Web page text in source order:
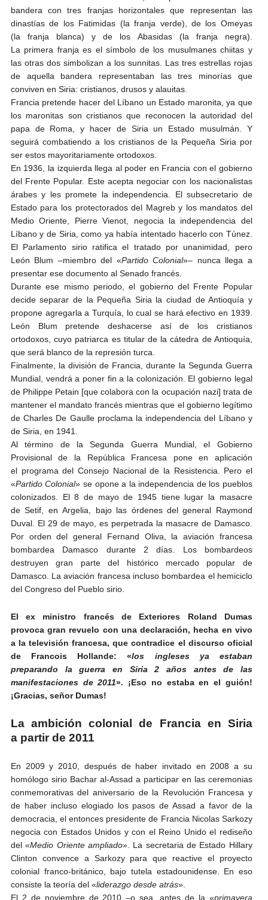
bandera con tres franjas horizontales que representan las
dinastías de los Fatimidas (la franja verde), de los Omeyas
(la franja blanca) y de los Abasidas (la franja negra).
La primera franja es el símbolo de los musulmanes chiitas y
las otras dos simbolizan a los sunnitas. Las tres estrellas rojas
de aquella bandera representaban las tres minorías que
conviven en Siria: cristianos, drusos y alauitas.
Francia pretende hacer del Líbano un Estado maronita, ya que
los maronitas son cristianos que reconocen la autoridad del
papa de Roma, y hacer de Siria un Estado musulmán. Y
seguirá combatiendo a los cristianos de la Pequeña Siria por
ser estos mayoritariamente ortodoxos.
En 1936, la izquierda llega al poder en Francia con el gobierno
del Frente Popular. Este acepta negociar con los nacionalistas
árabes y les promete la independencia. El subsecretario de
Estado para los protectorados del Magreb y los mandatos del
Medio Oriente, Pierre Vienot, negocia la independencia del
Líbano y de Siria, como ya había intentado hacerlo con Túnez.
El Parlamento sirio ratifica el tratado por unanimidad, pero
León Blum –miembro del «Partido Colonial»– nunca llega a
presentar ese documento al Senado francés.
Durante ese mismo periodo, el gobierno del Frente Popular
decide separar de la Pequeña Siria la ciudad de Antioquía y
propone agregarla a Turquía, lo cual se hará efectivo en 1939.
León Blum pretende deshacerse así de los cristianos
ortodoxos, cuyo patriarca es titular de la cátedra de Antioquía,
que será blanco de la represión turca.
Finalmente, la división de Francia, durante la Segunda Guerra
Mundial, vendrá a poner fin a la colonización. El gobierno legal
de Philippe Petain [que colabora con la ocupación nazi] trata de
mantener el mandato francés mientras que el gobierno legítimo
de Charles De Gaulle proclama la independencia del Líbano y
de Siria, en 1941.
Al término de la Segunda Guerra Mundial, el Gobierno
Provisional de la República Francesa pone en aplicación
el programa del Consejo Nacional de la Resistencia. Pero el
«Partido Colonial» se opone a la independencia de los pueblos
colonizados. El 8 de mayo de 1945 tiene lugar la masacre
de Setif, en Argelia, bajo las órdenes del general Raymond
Duval. El 29 de mayo, es perpetrada la masacre de Damasco.
Por orden del general Fernand Oliva, la aviación francesa
bombardea Damasco durante 2 días. Los bombardeos
destruyen gran parte del histórico mercado popular de
Damasco. La aviación francesa incluso bombardea el hemiciclo
del Congreso del Pueblo sirio.
El ex ministro francés de Exteriores Roland Dumas
provoca gran revuelo con una declaración, hecha en vivo
a la televisión francesa, que contradice el discurso oficial
de Francois Hollande: «los ingleses ya estaban
preparando la guerra en Siria 2 años antes de las
manifestaciones de 2011». ¡Eso no estaba en el guión!
¡Gracias, señor Dumas!
La ambición colonial de Francia en Siria
a partir de 2011
En 2009 y 2010, después de haber invitado en 2008 a su
homólogo sirio Bachar al-Assad a participar en las ceremonias
conmemorativas del aniversario de la Revolución Francesa y
de haber incluso elogiado los pasos de Assad a favor de la
democracia, el entonces presidente de Francia Nicolas Sarkozy
negocia con Estados Unidos y con el Reino Unido el rediseño
del «Medio Oriente ampliado». La secretaria de Estado Hillary
Clinton convence a Sarkozy para que reactive el proyecto
colonial franco-británico, bajo tutela estadounidense. En eso
consiste la teoría del «liderazgo desde atrás».
El 2 de noviembre de 2010 –o sea, antes de la «primavera